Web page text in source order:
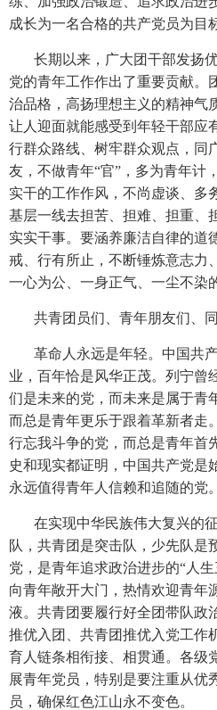
成长为一名合格的共产党员为目
长期以来，广大团干部发扬
党的青年工作作出了重要贡献。
治品格，高扬理想主义的精神气
让人迎面就能感受到年轻干部应
行群众路线、树牢群众观点，同
友，不做青年“官”，多为青年计
实干的工作作风，不尚虚谈、多
基层一线去担苦、担难、担重、
实实干事。要涵养廉洁自律的道
戒、行有所止，不断锤炼意志力
一心为公、一身正气、一尘不染
共青团员们、青年朋友们、同
革命人永远是年轻。中国共
业，百年恰是风华正茂。列宁曾
们是未来的党，而未来是属于青
而总是青年更乐于跟着革新者走
行忘我斗争的党，而总是青年首
史和现实都证明，中国共产党是
永远值得青年人信赖和追随的党。
在实现中华民族伟大复兴的
队，共青团是突击队，少先队是
党，是青年追求政治进步的“人
向青年敞开大门，热情欢迎青年
液。共青团要履行好全团带队政
推优入团、共青团推优入党工作
育人链条相衔接、相贯通。各级
展青年党员，特别是要注重从优
员，确保红色江山永不变色。